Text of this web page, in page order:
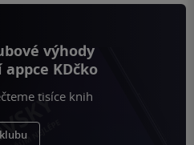
výhody
KDčko
tisíce knih